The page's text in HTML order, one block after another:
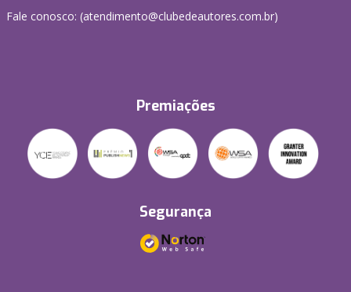
Fale conosco: (atendimento@clubedeautores.com.br)
Premiações
Segurança